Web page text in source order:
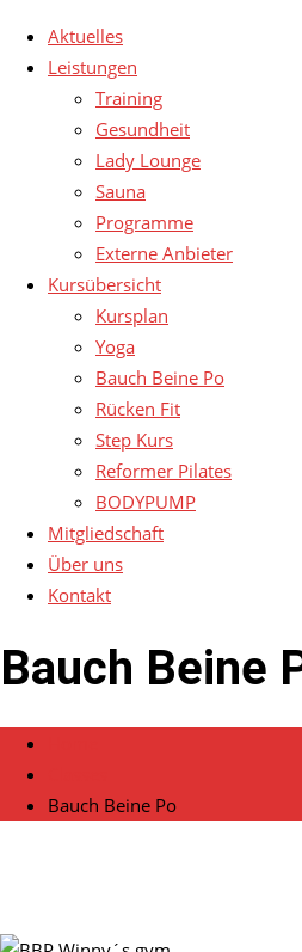
Aktuelles
Leistungen
Training
Gesundheit
Lady Lounge
Sauna
Programme
Externe Anbieter
Kursübersicht
Kursplan
Yoga
Bauch Beine Po
Rücken Fit
Step Kurs
Reformer Pilates
BODYPUMP
Mitgliedschaft
Über uns
Kontakt
Bauch Beine
Bauch Beine Po